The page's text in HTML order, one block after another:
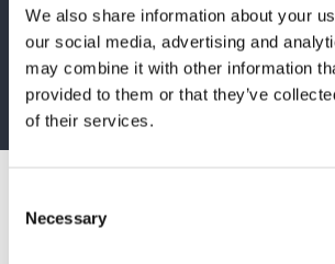
We also share information about your
our social media, advertising and
may combine it with other information
provided to them or that they’ve
of their services.
Selection
Necessary
Lars Ruben Hansen
IT-utviklingssjef, REMA 1000
Årets forhandler gjør
for kundene